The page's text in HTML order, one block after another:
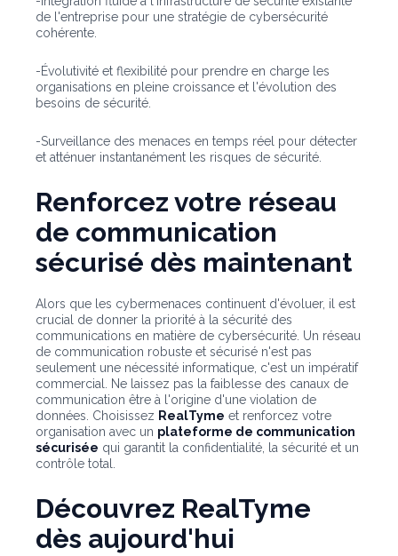
de l'entreprise pour une stratégie de cybersécurité
cohérente.
-Évolutivité et flexibilité pour prendre en charge les
organisations en pleine croissance et l'évolution des
besoins de sécurité.
-Surveillance des menaces en temps réel pour détecter
et atténuer instantanément les risques de sécurité.
Renforcez votre réseau
de communication
sécurisé dès maintenant
Alors que les cybermenaces continuent d'évoluer, il est
crucial de donner la priorité à la sécurité des
communications en matière de cybersécurité. Un réseau
de communication robuste et sécurisé n'est pas
seulement une nécessité informatique, c'est un impératif
commercial. Ne laissez pas la faiblesse des canaux de
communication être à l'origine d'une violation de
données. Choisissez RealTyme et renforcez votre
organisation avec un plateforme de communication
sécurisée qui garantit la confidentialité, la sécurité et un
contrôle total.
Découvrez RealTyme
dès aujourd'hui